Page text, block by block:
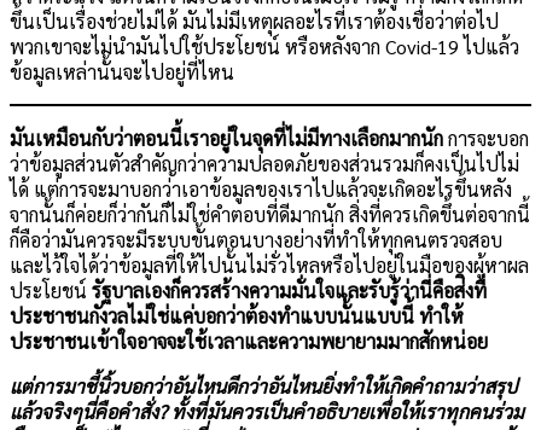
ขึ้นเป็นเรื่องช่วยไม่ได้ มันไม่มีเหตุผลอะไรที่เราต้องเชื่อว่าต่อไป
พวกเขาจะไม่นำมันไปใช้ประโยชน์ หรือหลังจาก Covid-19 ไปแล้ว
ข้อมูลเหล่านั้นจะไปอยู่ที่ไหน
มันเหมือนกับว่าตอนนี้เราอยู่ในจุดที่ไม่มีทางเลือกมากนักการจะบอก
ว่าข้อมูลส่วนตัวสำคัญกว่าความปลอดภัยของส่วนรวมก็คงเป็นไปไม่
ได้ แต่การจะมาบอกว่าเอาข้อมูลของเราไปแล้วจะเกิดอะไรขึ้นหลัง
จากนั้นก็ค่อยก็ว่ากันก็ไม่ใช่คำตอบที่ดีมากนัก สิ่งที่ควรเกิดขึ้นต่อจากนี้
ก็คือว่ามันควรจะมีระบบขั้นตอนบางอย่างที่ทำให้ทุกคนตรวจสอบ
และไว้ใจได้ว่าข้อมูลที่ให้ไปนั้นไม่รั่วไหลหรือไปอยู่ในมือของผู้หาผล
ประโยชน์ รัฐบาลเองก็ควรสร้างความมั่นใจและรับรู้ว่านี่คือส่ิงที่
ประชาชนกังวลไม่ใช่แค่บอกว่าต้องทำแบบนั้นแบบนี้ ทำให้
ประชาชนเข้าใจอาจจะใช้เวลาและความพยายามมากสักหน่อย
แต่การมาชี้นิ้วบอกว่าอันไหนดีกว่าอันไหนยิ่งทำให้เกิดคำถามว่าสรุป
แล้วจริงๆนี่คือคำสั่ง? ทั้งที่มันควรเป็นคำอธิบายเพื่อให้เราทุกคนร่วม